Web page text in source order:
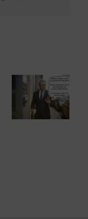
El fraude fiscal (2
de 2)